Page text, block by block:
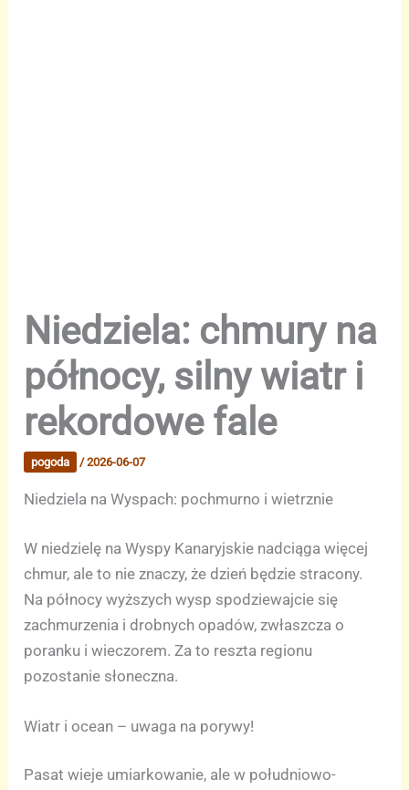
Niedziela: chmury na
północy, silny wiatr i
rekordowe fale
pogoda /2026-06-07
Niedziela na Wyspach: pochmurno i wietrznie
W niedzielę na Wyspy Kanaryjskie nadciąga więcej
chmur, ale to nie znaczy, że dzień będzie stracony.
Na północy wyższych wysp spodziewajcie się
zachmurzenia i drobnych opadów, zwłaszcza o
poranku i wieczorem. Za to reszta regionu
pozostanie słoneczna.
Wiatr i ocean – uwaga na porywy!
Pasat wieje umiarkowanie, ale w południowo-